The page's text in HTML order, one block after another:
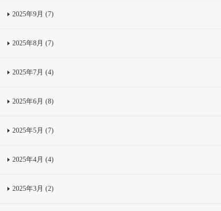
2025年9月 (7)
2025年8月 (7)
2025年7月 (4)
2025年6月 (8)
2025年5月 (7)
2025年4月 (4)
2025年3月 (2)